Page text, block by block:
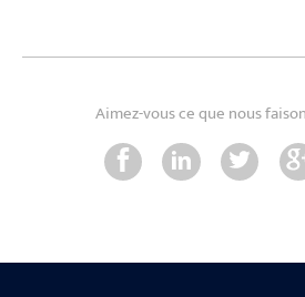
Aimez-vous ce que nous